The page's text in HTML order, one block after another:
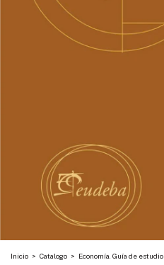
Inicio > Catalogo > Economía. Guía de estudio